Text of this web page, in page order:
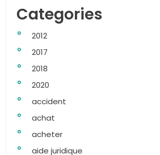
Categories
2012
2017
2018
2020
accident
achat
acheter
aide juridique